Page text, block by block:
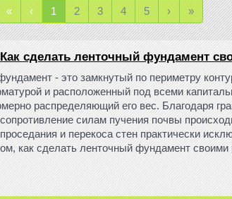
« ‹ 1 2 3 4 5 › »
Как сделать ленточный фундамент
- это замкнутый по периметру
и расположенный под всеми
распределяющий его вес. Благодаря
силам пучения почвы
и перекоса стен практически
как сделать ленточный фундамент своими